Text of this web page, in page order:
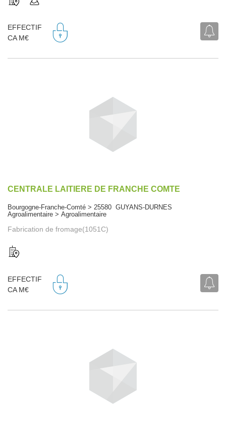
EFFECTIF
CA M€
CENTRALE LAITIERE DE FRANCHE COMTE
Bourgogne-Franche-Comté > 25580 GUYANS-DURNES
Agroalimentaire > Agroalimentaire
Fabrication de fromage(1051C)
EFFECTIF
CA M€